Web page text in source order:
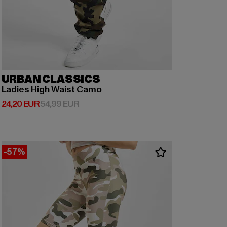
URBAN CLASSICS
Ladies High Waist Camo
24,20 EUR
Derzeitiger Preis: 24,20 EUR
54,99 EURAktionspreis: 54,99 EUR
-57%